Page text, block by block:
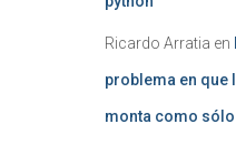
Ricardo Arratia en
problema en que
monta como